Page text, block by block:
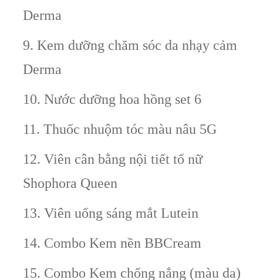
Derma
9. Kem dưỡng chăm sóc da nhạy cảm
Derma
10. Nước dưỡng hoa hồng set 6
11. Thuốc nhuộm tóc màu nâu 5G
12. Viên cân bằng nội tiết tố nữ
Shophora Queen
13. Viên uống sáng mắt Lutein
14. Combo Kem nền BBCream
15. Combo Kem chống nắng (màu da)